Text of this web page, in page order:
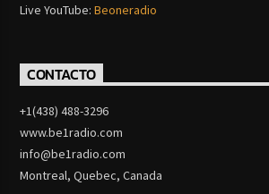
Live YouTube:Beoneradio
CONTACTO
+1(438) 488-3296
www.be1radio.com
info@be1radio.com
Montreal, Quebec, Canada